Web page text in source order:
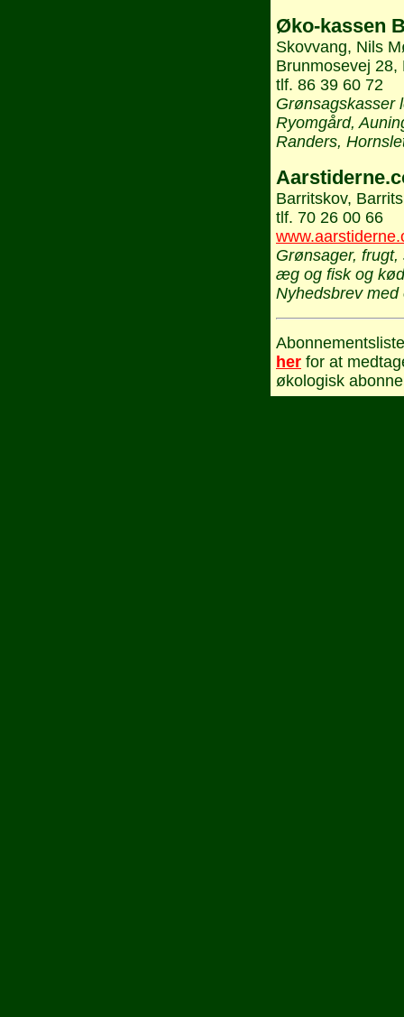
Øko-kassen
Skovvang, Nils
Brunmosevej 28,
tlf. 86 39 60 72
Grønsagskasser
Ryomgård,
Randers,
Barritskov,
tlf. 70 26 00 66
Grønsager,
æg og fisk og
Nyhedsbrev med
her for at
økologisk